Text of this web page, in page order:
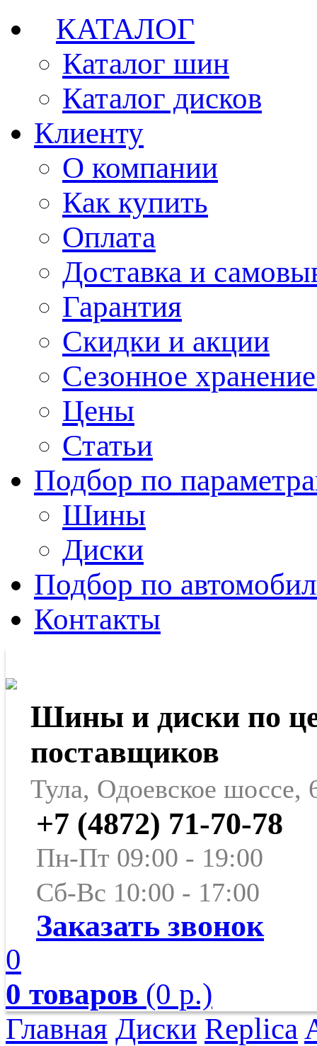
КАТАЛОГ
Каталог шин
Каталог дисков
Клиенту
О компании
Как купить
Оплата
Доставка и
Гарантия
Скидки и акции
Сезонное
Цены
Статьи
Подбор по
Шины
Диски
Подбор по
Контакты
Шины и диски по
поставщиков
Тула, Одоевское шоссе,
+7 (4872) 71-70-78
Пн-Пт 09:00 - 19:00
Сб-Вс 10:00 - 17:00
Заказать звонок
0
0 товаров (0 р.)
Главная Диски Replica